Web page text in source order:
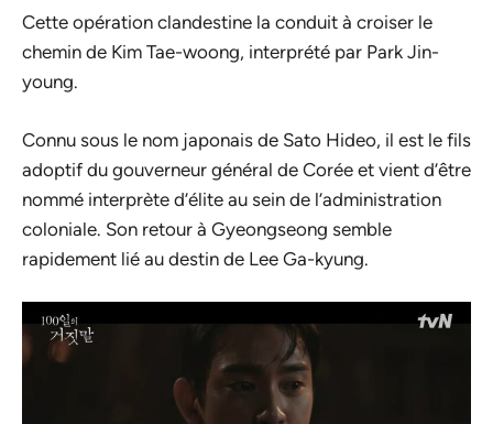
Cette opération clandestine la conduit à croiser le
chemin de Kim Tae-woong, interprété par Park Jin-
young.
Connu sous le nom japonais de Sato Hideo, il est le fils
adoptif du gouverneur général de Corée et vient d’être
nommé interprète d’élite au sein de l’administration
coloniale. Son retour à Gyeongseong semble
rapidement lié au destin de Lee Ga-kyung.